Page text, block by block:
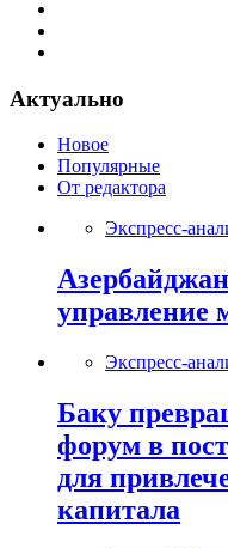
Актуально
Новое
Популярные
От редактора
Экспресс-
управление
Экспресс-
Баку
форум в
для
капитала